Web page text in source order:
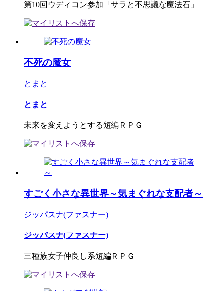
第10回ウディコン参加「サラと不思議な魔法石」
不死の魔女
とまと
とまと
未来を変えようとする短編ＲＰＧ
すごく小さな異世界～気まぐれな支配者～
ジッパスナ(ファスナー)
ジッパスナ(ファスナー)
三種族女子仲良し系短編ＲＰＧ